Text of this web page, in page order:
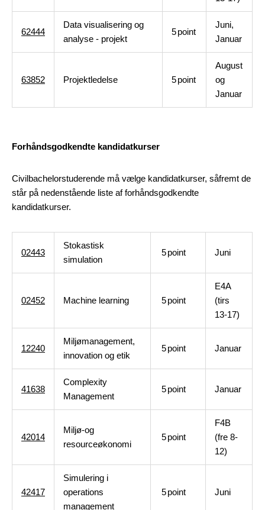
62444
Data visualisering og
analyse - projekt
5point
Juni,
Januar
63852 Projektledelse 5point
August
og
Januar
Forhåndsgodkendte kandidatkurser
Civilbachelorstuderende må vælge kandidatkurser, såfremt de
står på nedenstående liste af forhåndsgodkendte
kandidatkurser.
02443
Stokastisk
simulation
5point Juni
02452 Machine learning 5point
E4A
(tirs
13-17)
12240
Miljømanagement,
innovation og etik
5point Januar
41638
Complexity
Management
5point Januar
42014
Miljø-og
resourceøkonomi
5point
F4B
(fre 8-
12)
42417
Simulering i
operations
management
5point Juni